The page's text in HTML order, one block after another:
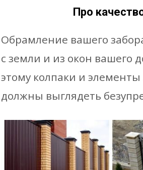
Про
Обрамление вашего
с земли и из окон вашего
этому колпаки и
должны выглядеть